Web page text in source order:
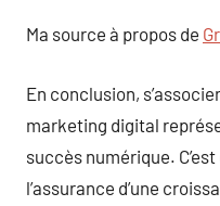
Ma source à propos de
En conclusion,
marketing digital
succès numérique.
l’assurance d’une